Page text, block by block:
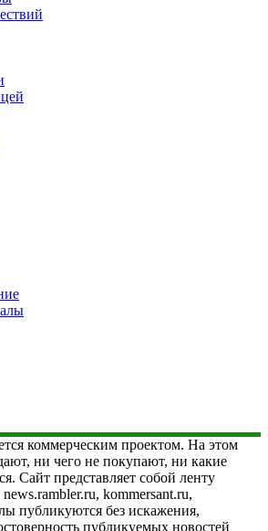
коммерческим проектом. На этом
ни чего не покупают, ни какие
Сайт представляет собой ленту
kommersant.ru,
публикуются без искажения,
публикуемых новостей